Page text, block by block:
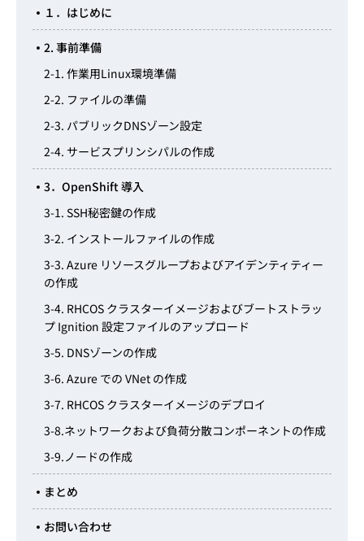
１．はじめに
2. 事前準備
2-1. 作業用Linux環境準備
2-2. ファイルの準備
2-3. パブリックDNSゾーン設定
2-4. サービスプリンシパルの作成
3．OpenShift 導入
3-1. SSH秘密鍵の作成
3-2. インストールファイルの作成
3-3. Azure リソースグループおよびアイデンティティー
の作成
3-4. RHCOS クラスターイメージおよびブートストラッ
プ Ignition 設定ファイルのアップロード
3-5. DNSゾーンの作成
3-6. Azure での VNet の作成
3-7. RHCOS クラスターイメージのデプロイ
3-8.ネットワークおよび負荷分散コンポーネントの作成
3-9.ノードの作成
まとめ
お問い合わせ